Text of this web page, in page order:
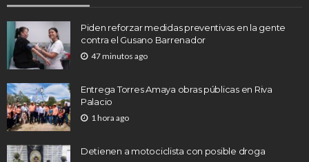
Piden reforzar medidas preventivas en la gente
contra el Gusano Barrenador
47 minutos ago
Entrega Torres Amaya obras públicas en Riva
Palacio
1 hora ago
Detienen a motociclista con posible droga